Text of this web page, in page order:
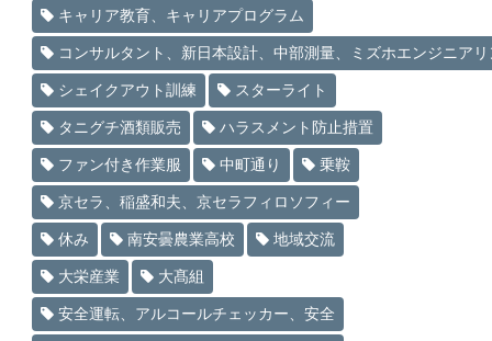
キャリア教育、キャリアプログラム
コンサルタント、新日本設計、中部測量、ミズホエンジニアリ
シェイクアウト訓練 スターライト
タニグチ酒類販売 ハラスメント防止措置
ファン付き作業服 中町通り 乗鞍
京セラ、稲盛和夫、京セラフィロソフィー
休み 南安曇農業高校 地域交流
大栄産業 大髙組
安全運転、アルコールチェッカー、安全